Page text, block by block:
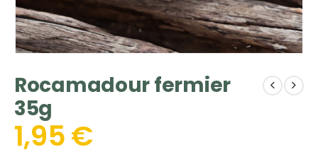
Rocamadour fermier
35g
1,95€